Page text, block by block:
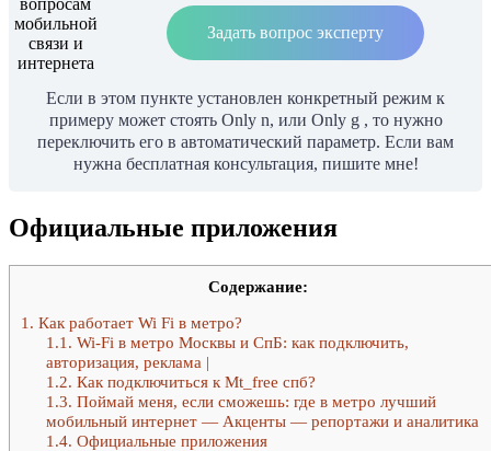
Задать вопрос эксперту
Если в этом пункте установлен конкретный режим к
примеру может стоять Onlу n, или Onlу g , то нужно
переключить его в автоматический параметр. Если вам
нужна бесплатная консультация, пишите мне!
Официальные приложения
Содержание:
1. Как работает Wi Fi в метро?
1.1. Wi-Fi в метро Москвы и СпБ: как подключить,
авторизация, реклама |
1.2. Как подключиться к Mt_free спб?
1.3. Поймай меня, если сможешь: где в метро лучший
мобильный интернет — Акценты — репортажи и аналитика
1.4. Официальные приложения